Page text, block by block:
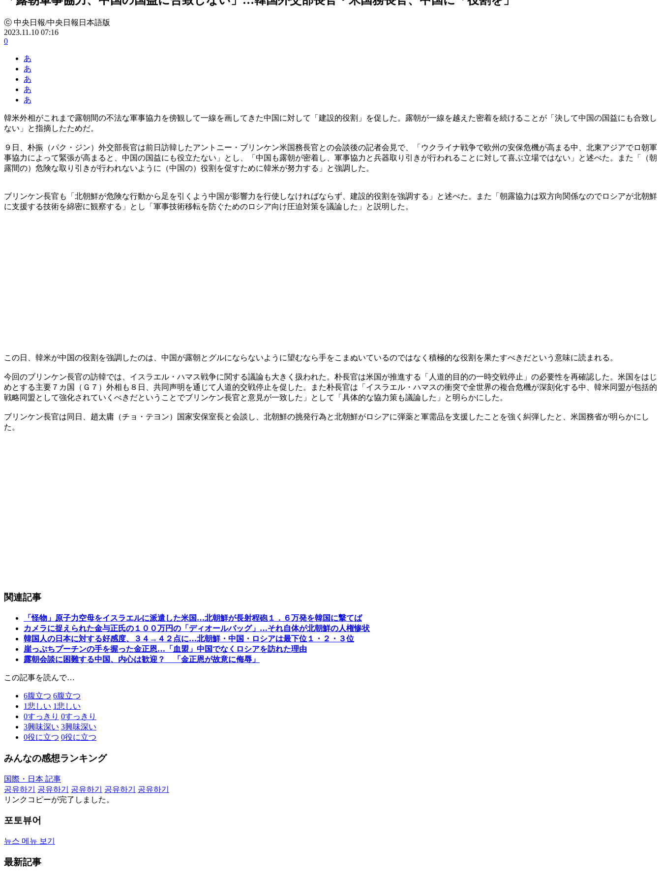
ⓒ 中央日報/中央日報日本語版
2023.11.10 07:16
0
あ
あ
あ
あ
あ
韓米外相がこれまで露朝間の不法な軍事協力を傍観して一線を画してきた中国に対して「建設的役割」を促した。露朝が一線を越えた密着を続けることが「決して中国の国益にも合致し
ない」と指摘したためだ。
９日、朴振（パク・ジン）外交部長官は前日訪韓したアントニー・ブリンケン米国務長官との会談後の記者会見で、「ウクライナ戦争で欧州の安保危機が高まる中、北東アジアでロ朝軍
事協力によって緊張が高まると、中国の国益にも役立たない」とし、「中国も露朝が密着し、軍事協力と兵器取り引きが行われることに対して喜ぶ立場ではない」と述べた。また「（朝
露間の）危険な取り引きが行われないように（中国の）役割を促すために韓米が努力する」と強調した。
ブリンケン長官も「北朝鮮が危険な行動から足を引くよう中国が影響力を行使しなければならず、建設的役割を強調する」と述べた。また「朝露協力は双方向関係なのでロシアが北朝鮮
に支援する技術を綿密に観察する」とし「軍事技術移転を防ぐためのロシア向け圧迫対策を議論した」と説明した。
この日、韓米が中国の役割を強調したのは、中国が露朝とグルにならないように望むなら手をこまぬいているのではなく積極的な役割を果たすべきだという意味に読まれる。
今回のブリンケン長官の訪韓では、イスラエル・ハマス戦争に関する議論も大きく扱われた。朴長官は米国が推進する「人道的目的の一時交戦停止」の必要性を再確認した。米国をはじ
めとする主要７カ国（Ｇ７）外相も８日、共同声明を通じて人道的交戦停止を促した。また朴長官は「イスラエル・ハマスの衝突で全世界の複合危機が深刻化する中、韓米同盟が包括的
戦略同盟として強化されていくべきだということでブリンケン長官と意見が一致した」として「具体的な協力策も議論した」と明らかにした。
ブリンケン長官は同日、趙太庸（チョ・テヨン）国家安保室長と会談し、北朝鮮の挑発行為と北朝鮮がロシアに弾薬と軍需品を支援したことを強く糾弾したと、米国務省が明らかにし
た。
関連記事
「怪物」原子力空母をイスラエルに派遣した米国…北朝鮮が長射程砲１．６万発を韓国に撃てば
カメラに捉えられた金与正氏の１００万円の「ディオールバッグ」…それ自体が北朝鮮の人権惨状
韓国人の日本に対する好感度、３４→４２点に…北朝鮮・中国・ロシアは最下位１・２・３位
崖っぷちプーチンの手を握った金正恩…「血盟」中国でなくロシアを訪れた理由
露朝会談に困難する中国、内心は歓迎？ 「金正恩が故意に侮辱」
この記事を読んで…
6腹立つ 6腹立つ
1悲しい 1悲しい
0すっきり 0すっきり
3興味深い 3興味深い
0役に立つ 0役に立つ
みんなの感想ランキング
国際・日本 記事
공유하기
공유하기 공유하기 공유하기
공유하기
リンクコピーが完了しました。
포토뷰어
뉴스 메뉴 보기
最新記事